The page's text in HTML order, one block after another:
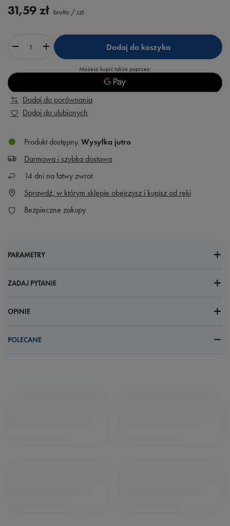
31,59 zł brutto / szt.
Dodaj do koszyka
Możesz kupić także poprzez:
Dodaj do porównania
Dodaj do ulubionych
Produkt dostępny Wysyłka jutro
Darmowa i szybka dostawa
14 dni na łatwy zwrot
Sprawdź, w którym sklepie obejrzysz i kupisz od ręki
Bezpieczne zakupy
PARAMETRY
ZADAJ PYTANIE
OPINIE
POLECANE